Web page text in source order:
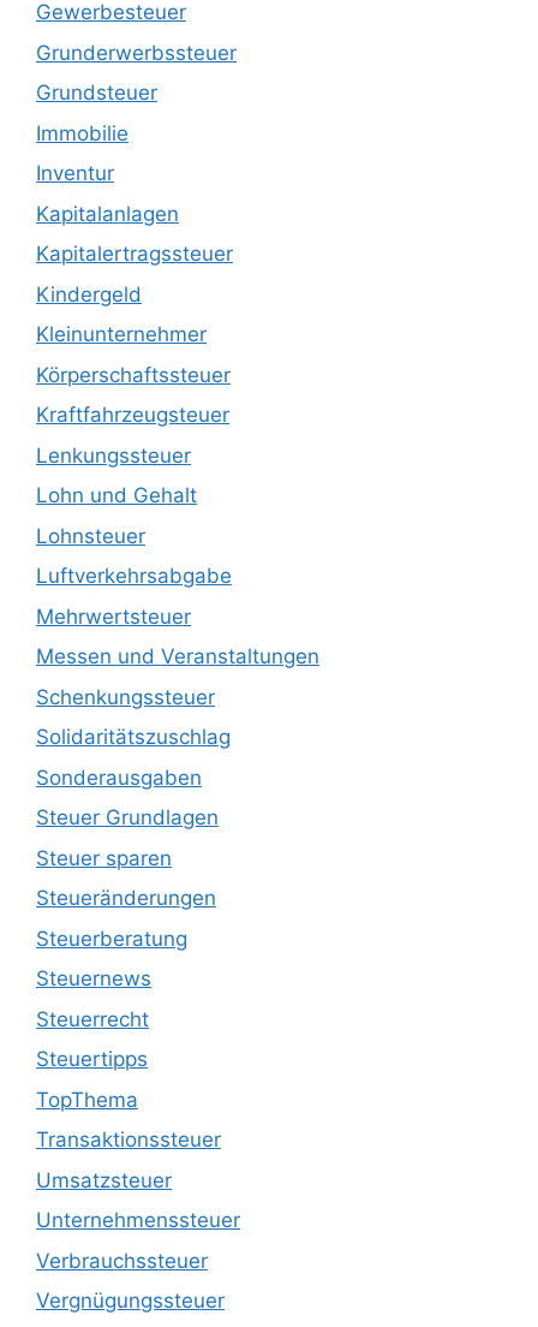
Gewerbesteuer
Grunderwerbssteuer
Grundsteuer
Immobilie
Inventur
Kapitalanlagen
Kapitalertragssteuer
Kindergeld
Kleinunternehmer
Körperschaftssteuer
Kraftfahrzeugsteuer
Lenkungssteuer
Lohn und Gehalt
Lohnsteuer
Luftverkehrsabgabe
Mehrwertsteuer
Messen und Veranstaltungen
Schenkungssteuer
Solidaritätszuschlag
Sonderausgaben
Steuer Grundlagen
Steuer sparen
Steueränderungen
Steuerberatung
Steuernews
Steuerrecht
Steuertipps
TopThema
Transaktionssteuer
Umsatzsteuer
Unternehmenssteuer
Verbrauchssteuer
Vergnügungssteuer